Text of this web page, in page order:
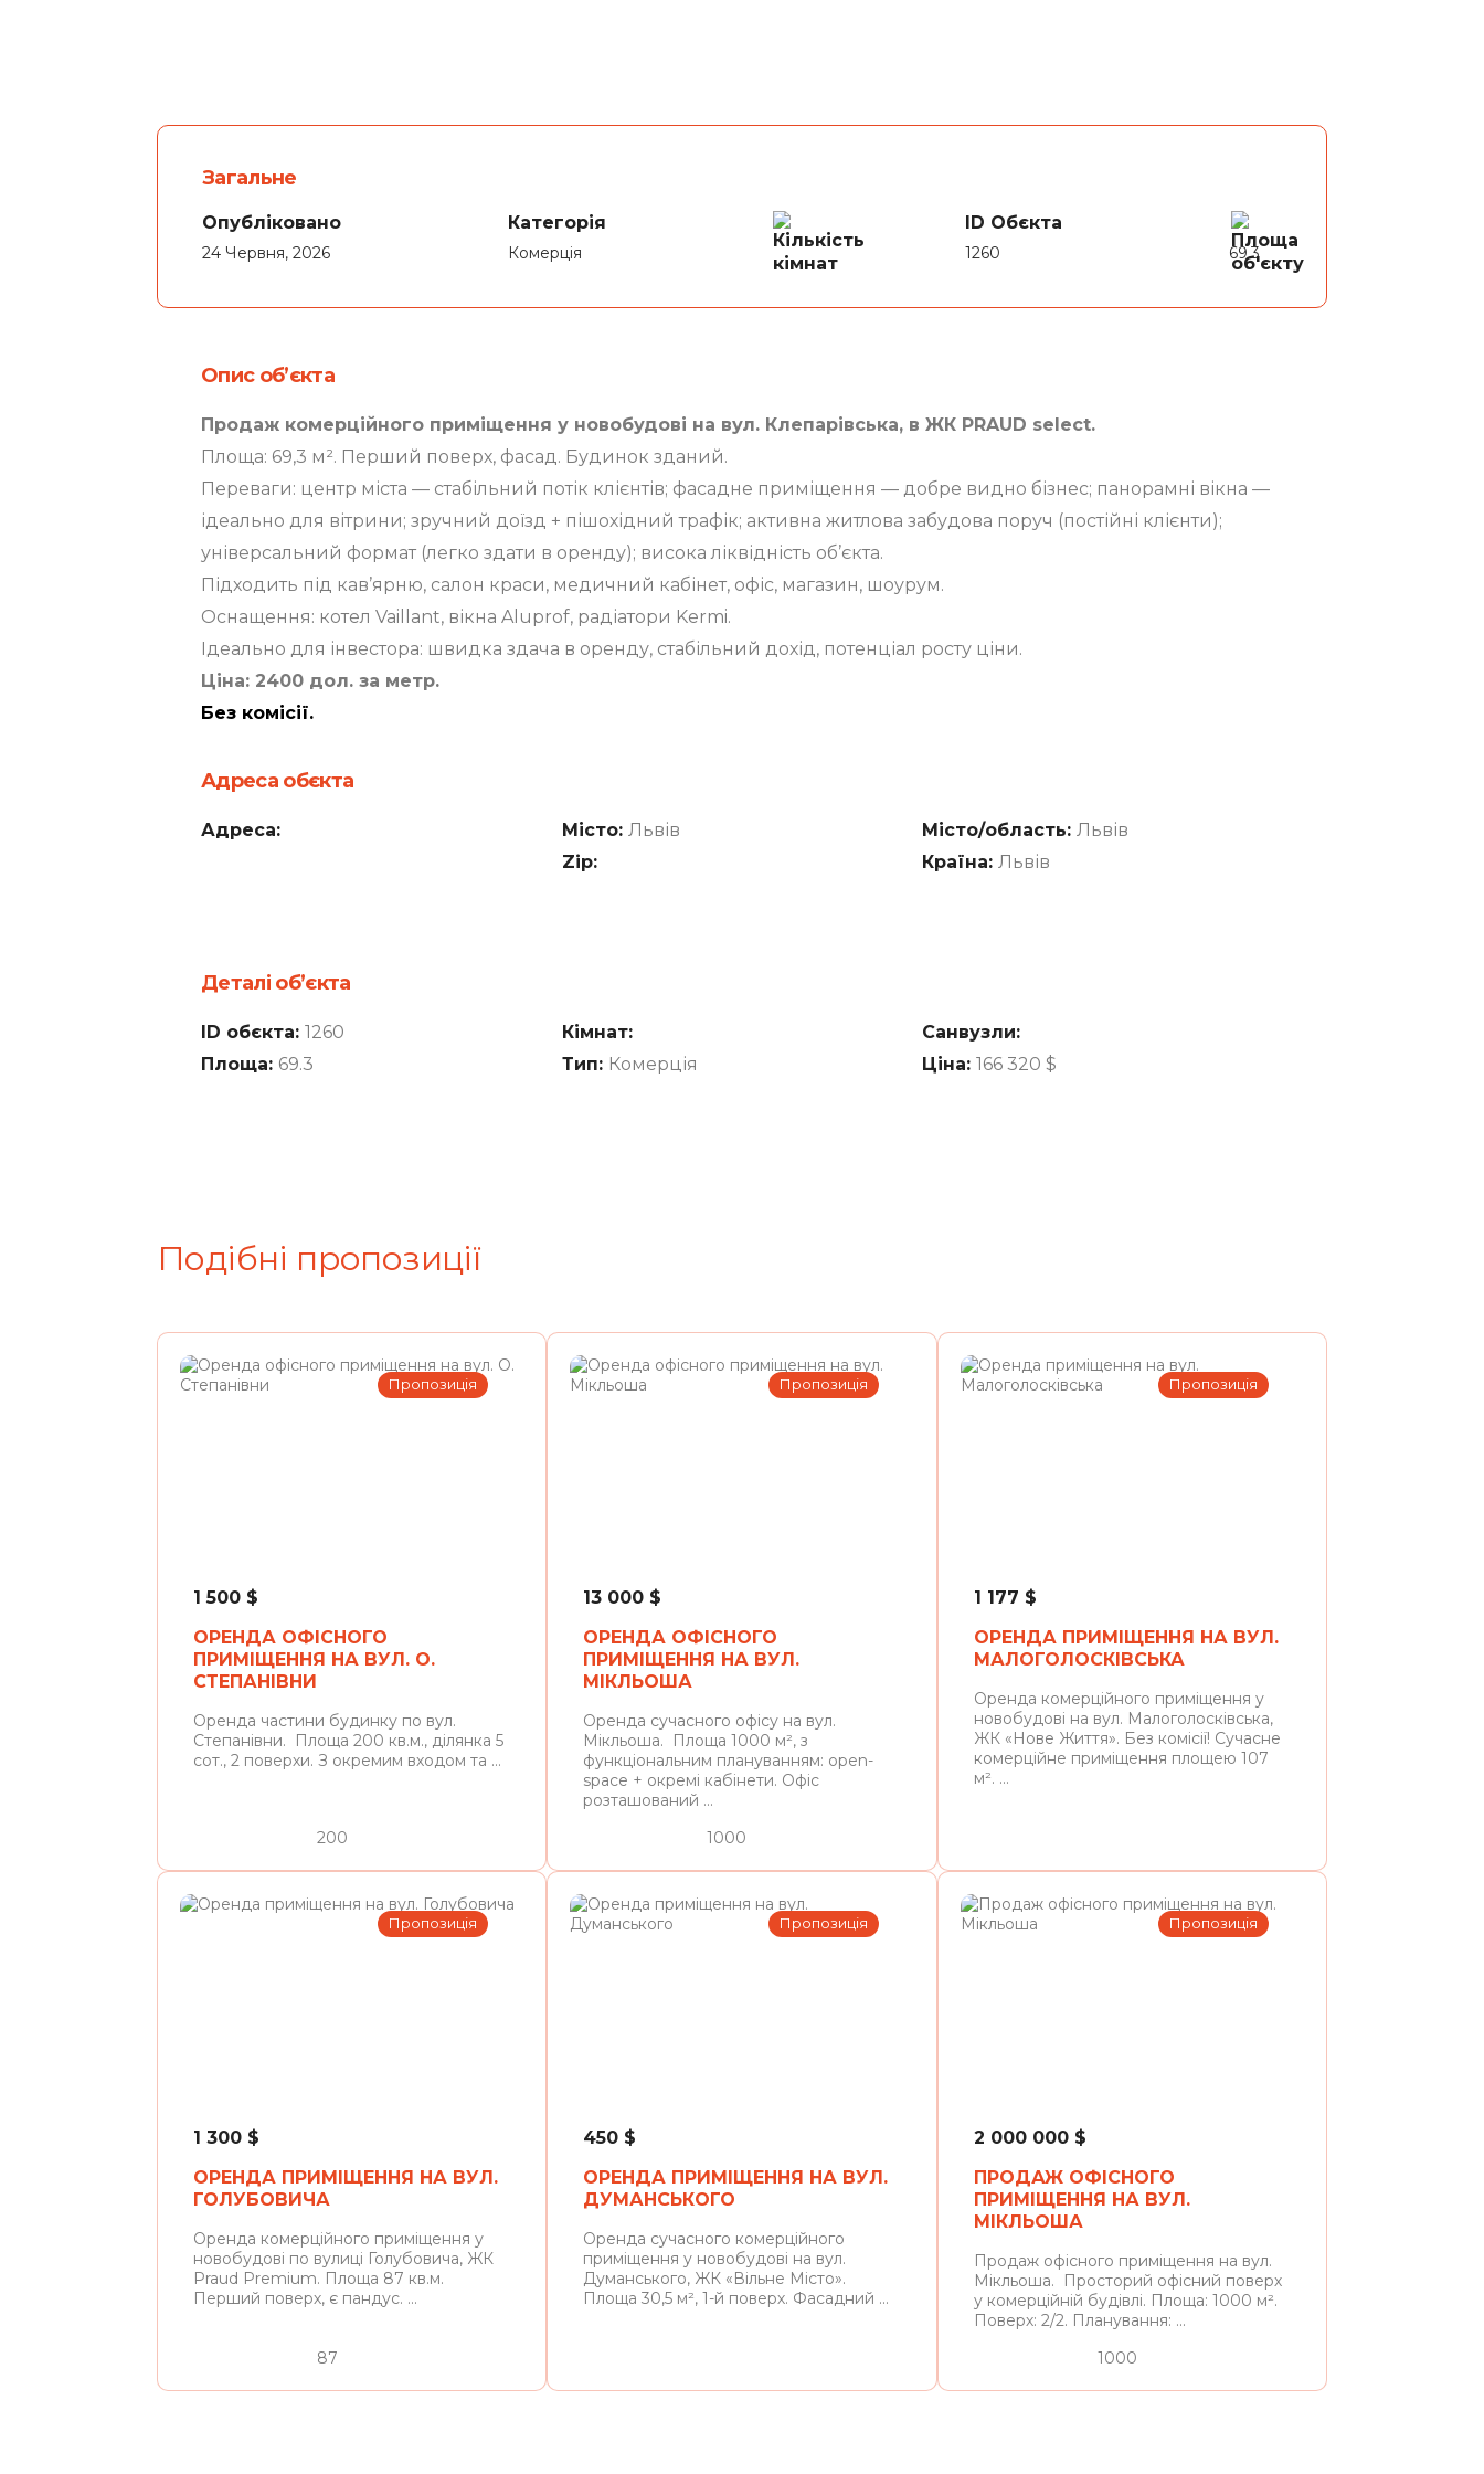
Загальне
Опубліковано
24 Червня, 2026
Категорія
Комерція
ID Обєкта
1260 69.3
Опис об’єкта
Продаж комерційного приміщення у новобудові на вул. Клепарівська, в ЖК PRAUD select.
Площа: 69,3 м². Перший поверх, фасад. Будинок зданий.
Переваги: центр міста — стабільний потік клієнтів; фасадне приміщення — добре видно бізнес; панорамні вікна —
ідеально для вітрини; зручний доїзд + пішохідний трафік; активна житлова забудова поруч (постійні клієнти);
універсальний формат (легко здати в оренду); висока ліквідність об’єкта.
Підходить під кав’ярню, салон краси, медичний кабінет, офіс, магазин, шоурум.
Оснащення: котел Vaillant, вікна Aluprof, радіатори Kermi.
Ідеально для інвестора: швидка здача в оренду, стабільний дохід, потенціал росту ціни.
Ціна: 2400 дол. за метр.
Без комісії.
Адреса обєкта
Адреса: Місто: Львів Місто/область: Львів
Zip:
Країна: Львів
Деталі об’єкта
ID обєкта: 1260 Кімнат:
Санвузли:
Площа: 69.3 Тип: Комерція Ціна:166 320$
Подібні пропозиції
Пропозиція
1 500 $
ОРЕНДА ОФІСНОГО
ПРИМІЩЕННЯ НА ВУЛ. О.
СТЕПАНІВНИ
Оренда частини будинку по вул.
Степанівни. Площа 200 кв.м., ділянка 5
сот., 2 поверхи. З окремим входом та ...
200
Пропозиція
13 000 $
ОРЕНДА ОФІСНОГО
ПРИМІЩЕННЯ НА ВУЛ.
МІКЛЬОША
Оренда сучасного офісу на вул.
Мікльоша. Площа 1000 м², з
функціональним плануванням: open-
space + окремі кабінети. Офіс
розташований ...
1000
Пропозиція
1 177 $
ОРЕНДА ПРИМІЩЕННЯ НА ВУЛ.
МАЛОГОЛОСКІВСЬКА
Оренда комерційного приміщення у
новобудові на вул. Малоголосківська,
ЖК «Нове Життя». Без комісії! Сучасне
комерційне приміщення площею 107
м². ...
Пропозиція
1 300 $
ОРЕНДА ПРИМІЩЕННЯ НА ВУЛ.
ГОЛУБОВИЧА
Оренда комерційного приміщення у
новобудові по вулиці Голубовича, ЖК
Praud Premium. Площа 87 кв.м.
Перший поверх, є пандус. ...
87
Пропозиція
450 $
ОРЕНДА ПРИМІЩЕННЯ НА ВУЛ.
ДУМАНСЬКОГО
Оренда сучасного комерційного
приміщення у новобудові на вул.
Думанського, ЖК «Вільне Місто».
Площа 30,5 м², 1-й поверх. Фасадний ...
Пропозиція
2 000 000 $
ПРОДАЖ ОФІСНОГО
ПРИМІЩЕННЯ НА ВУЛ.
МІКЛЬОША
Продаж офісного приміщення на вул.
Мікльоша. Просторий офісний поверх
у комерційній будівлі. Площа: 1000 м².
Поверх: 2/2. Планування: ...
1000